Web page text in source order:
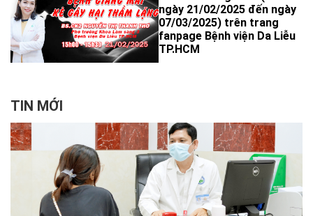
ngày 21/02/2025 đến ngày
07/03/2025) trên trang
fanpage Bệnh viện Da Liễu
TP.HCM
TIN MỚI